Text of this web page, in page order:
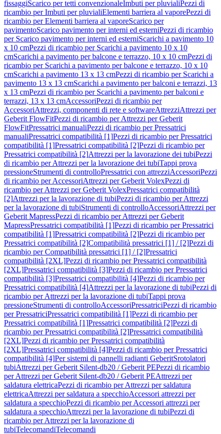
fissaggiScarico per tetti convenzionaleImbuti per pluvialiPezzi di
ricambio per Imbuti per pluvialiElementi barriera al vaporePezzi di
ricambio per Elementi barriera al vaporeScarico per
pavimentoScarico pavimento per interni ed esterniPezzi di ricambio
per Scarico pavimento per interni ed esterniScarichi a pavimento 10
x 10 cmPezzi di ricambio per Scarichi a pavimento 10 x 10
cmScarichi a pavimento per balcone e terrazzo, 10 x 10 cmPezzi di
ricambio per Scarichi a pavimento per balcone e terrazzo, 10 x 10
cmScarichi a pavimento 13 x 13 cmPezzi di ricambio per Scarichi a
pavimento 13 x 13 cmScarichi a pavimento per balconi e terrazzi, 13
x 13 cmPezzi di ricambio per Scarichi a pavimento per balconi e
terrazzi, 13 x 13 cmAccessoriPezzi di ricambio per
AccessoriAttrezzi, componenti di rete e softwareAttrezziAttrezzi per
Geberit FlowFitPezzi di ricambio per Attrezzi per Geberit
FlowFitPressatrici manualiPezzi di ricambio per Pressatrici
manualiPressatrici compatibilità [1]Pezzi di ricambio per Pressatrici
compatibilità [1]Pressatrici compatibilità [2]Pezzi di ricambio per
Pressatrici compatibilità [2]Attrezzi per la lavorazione dei tubiPezzi
di ricambio per Attrezzi per la lavorazione dei tubiTappi prova
pressioneStrumenti di controlloPressatrici con attrezziAccessoriPezzi
di ricambio per AccessoriAttrezzi per Geberit VolexPezzi di
ricambio per Attrezzi per Geberit VolexPressatrici compatibilità
[2]Attrezzi per la lavorazione di tubiPezzi di ricambio per Attrezzi
per la lavorazione di tubiStrumenti di controlloAccessoriAttrezzi per
Geberit MapressPezzi di ricambio per Attrezzi per Geberit
MapressPressatrici compatibilità [1]Pezzi di ricambio per Pressatrici
compatibilità [1]Pressatrici compatibilità [2]Pezzi di ricambio per
Pressatrici compatibilità [2]Compatibilità pressatrici [1] / [2]Pezzi di
ricambio per Compatibilità pressatrici [1] / [2]Pressatrici
compatibilità [2XL]Pezzi di ricambio per Pressatrici compatibilità
[2XL]Pressatrici compatibilità [3]Pezzi di ricambio per Pressatrici
compatibilità [3]Pressatrici compatibilità [4]Pezzi di ricambio per
Pressatrici compatibilità [4]Attrezzi per la lavorazione di tubiPezzi di
ricambio per Attrezzi per la lavorazione di tubiTappi prova
pressioneStrumenti di controlloAccessoriPressatriciPezzi di ricambio
per PressatriciPressatrici compatibilità [1]Pezzi di ricambio per
Pressatrici compatibilità [1]Pressatrici compatibilità [2]Pezzi di
ricambio per Pressatrici compatibilità [2]Pressatrici compatibilità
[2XL]Pezzi di ricambio per Pressatrici compatibilità
[2XL]Pressatrici compatibilità [4]Pezzi di ricambio per Pressatrici
compatibilità [4]Per sistemi di pannelli radianti GeberitSrotolatori
tubiAttrezzi per Geberit Silent-db20 / Geberit PEPezzi di ricambio
per Attrezzi per Geberit Silent-db20 / Geberit PEAttrezzi per
saldatura elettricaPezzi di ricambio per Attrezzi per saldatura
elettricaAttrezzi per saldatura a specchioAccessori attrezzi per
saldatura a specchioPezzi di ricambio per Accessori attrezzi per
saldatura a specchioAttrezzi per la lavorazione di tubiPezzi di
ricambio per Attrezzi per la lavorazione di
tubiTelecomandiTelecomandi